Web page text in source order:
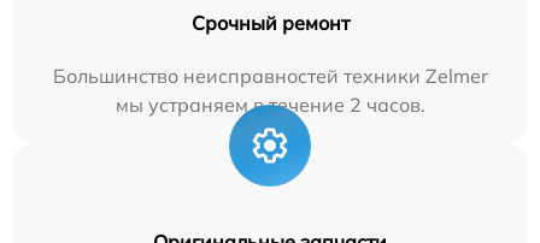
Срочный ремонт
Большинство неисправностей техники Zelmer
мы устраняем в течение 2 часов.